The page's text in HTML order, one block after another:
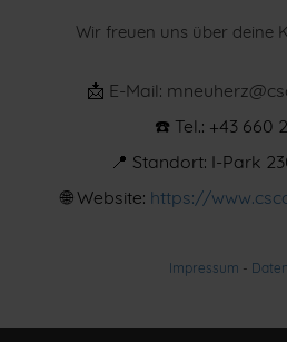
Wir freuen uns über deine
📩 E-Mail:
☎️ Tel.: +43 660
📍 Standort: I-Park
🌐Website: https://
Impressum -